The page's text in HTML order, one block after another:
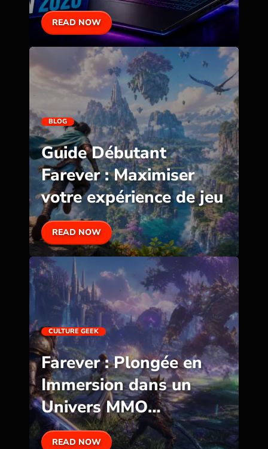
READ NOW
BLOG
Guide Débutant
Farever : Maximiser
votre expérience de jeu
READ NOW
CULTURE GEEK
Farever : Plongée en
Immersion dans un
Univers MMO
Époustouflant
READ NOW